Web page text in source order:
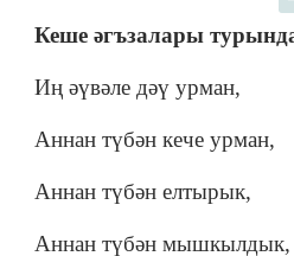
Кеше әгъзалары
Иң әүвәле дәү урман,
Аннан түбән кече урман,
Аннан түбән елтырык,
Аннан түбән мышкылдык,